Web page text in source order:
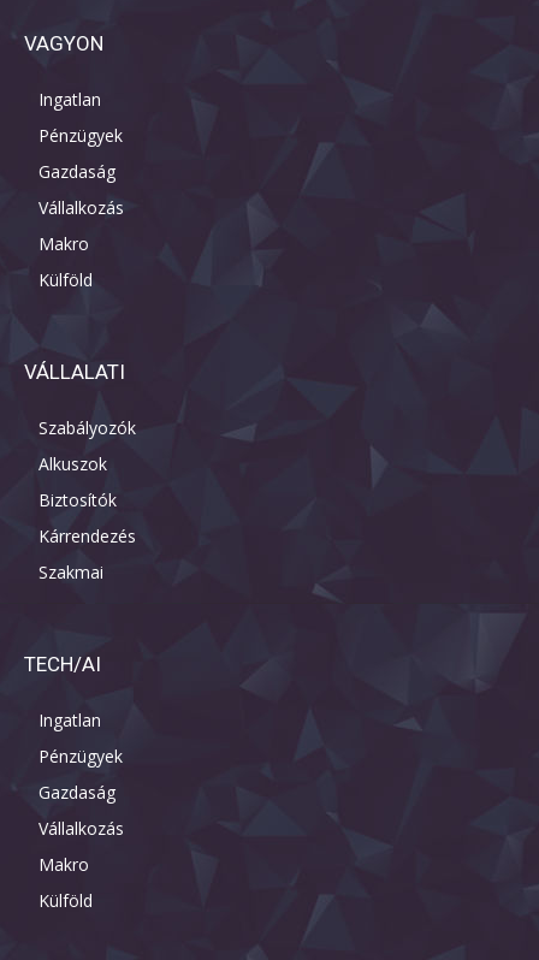
VAGYON
Ingatlan
Pénzügyek
Gazdaság
Vállalkozás
Makro
Külföld
VÁLLALATI
Szabályozók
Alkuszok
Biztosítók
Kárrendezés
Szakmai
TECH/AI
Ingatlan
Pénzügyek
Gazdaság
Vállalkozás
Makro
Külföld